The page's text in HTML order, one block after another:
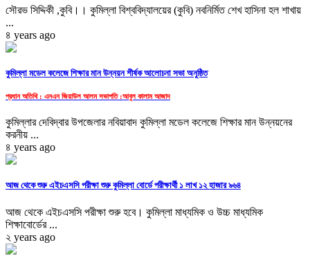
সৌরভ সিদ্দিকী ,কুবি।। কুমিল্লা বিশ্ববিদ্যালয়ের (কুবি) নবনির্মিত শেখ হাসিনা হল শাখায়
...
৪ years ago
কুমিল্লা মডেল কলেজে শিক্ষার মান উন্নয়ন শীর্ষক আলোচনা সভা অনুষ্ঠিত
প্রধান অতিথি : এনএন জিয়াউল আলম সভাপতি :আবুল কালাম আজাদ
কুমিল্লার দেবিদ্বার উপজেলার নবিয়াবাদ কুমিল্লা মডেল কলেজে শিক্ষার মান উন্নয়নের
করনীয় ...
৪ years ago
আজ থেকে শুরু এইচএসসি পরীক্ষা শুরু কুমিল্লা বোর্ডে পরীক্ষার্থী ১ লাখ ১২ হাজার ৯৬৪
আজ থেকে এইচএসসি পরীক্ষা শুরু হবে। কুমিল্লা মাধ্যমিক ও উচ্চ মাধ্যমিক
শিক্ষাবোর্ডের ...
২ years ago